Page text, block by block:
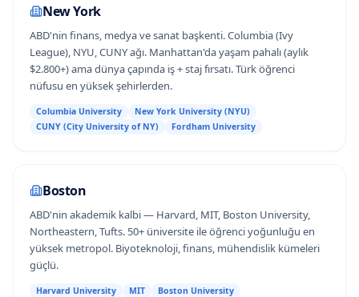
New York
ABD'nin finans, medya ve sanat başkenti. Columbia (Ivy
League), NYU, CUNY ağı. Manhattan'da yaşam pahalı (aylık
$2.800+) ama dünya çapında iş + staj fırsatı. Türk öğrenci
nüfusu en yüksek şehirlerden.
Columbia University
New York University (NYU)
CUNY (City University of NY)
Fordham University
Boston
ABD'nin akademik kalbi — Harvard, MIT, Boston University,
Northeastern, Tufts. 50+ üniversite ile öğrenci yoğunluğu en
yüksek metropol. Biyoteknoloji, finans, mühendislik kümeleri
güçlü.
Harvard University MIT
Boston University